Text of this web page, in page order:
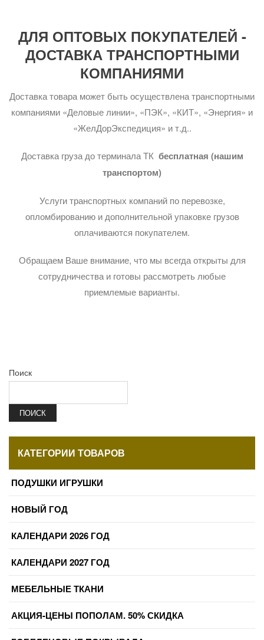
ДЛЯ ОПТОВЫХ ПОКУПАТЕЛЕЙ -
ДОСТАВКА ТРАНСПОРТНЫМИ
КОМПАНИЯМИ
Доставка товара может быть осуществлена транспортными
компаниями «Деловые линии», «ПЭК», «КИТ», «Энергия» и
«ЖелДорЭкспедиция» и т.д..
Доставка груза до терминала ТК бесплатная (нашим
транспортом)
Услуги транспортных компаний по перевозке,
опломбированию и дополнительной упаковке грузов
оплачиваются покупателем.
Обращаем Ваше внимание, что мы всегда открыты для
сотрудничества и готовы рассмотреть любые
приемлемые варианты.
Поиск
ПОИСК
КАТЕГОРИИ ТОВАРОВ
ПОДУШКИ ИГРУШКИ
НОВЫЙ ГОД
КАЛЕНДАРИ 2026 ГОД
КАЛЕНДАРИ 2027 ГОД
МЕБЕЛЬНЫЕ ТКАНИ
АКЦИЯ-ЦЕНЫ ПОПОЛАМ. 50% СКИДКА